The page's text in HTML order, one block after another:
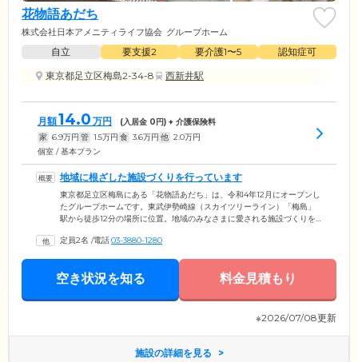
花物語あだち
株式会社日本アメニティライフ協会 グループホーム
自立 要支援2 要介護1〜5
認知症可
東京都足立区梅島2-34-8
西新井駅
月額14.0 万円 (入居金 0円) + 介護保険料
家 6.9万円 管 1.5万円 食 3.6万円 他 2.0万円
個室 / 基本プラン
地域に根ざした施設づくりを行っています
東京都足立区梅島にある「花物語あだち」は、令和4年12月にオープンし
たグループホームです。東武伊勢崎線（スカイツリーライン）「梅島」
駅から徒歩12分の場所に位置。地域のみなさまに愛される施設づくりを
になることを目指しています。地域社会との関わりあいをつうじて、た
てご自分らしくいきいきと暮らせるようサポートいたします。見学やご
相談など、お気軽にお問い合わせください。スタッフ一同、心よりお待
定員2名 /電話03-3880-1280
空き状況を知る 料金見積もり
※2026/07/08更新
施設の詳細を見る